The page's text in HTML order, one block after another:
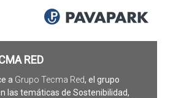
RED
a Grupo Tecma Red, el grupo
las temáticas de Sostenibilidad,